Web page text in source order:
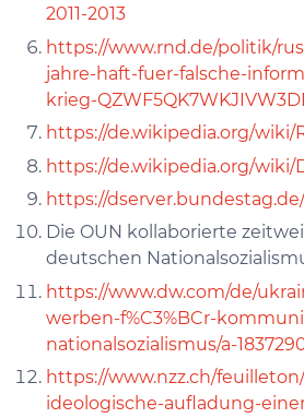
2011-2013
https://www.rnd.de/politik/
jahre-haft-fuer-falsche-
krieg-
https://de.wikipedia.org/wiki/
https://de.wikipedia.org/
https://
Die OUN kollaborierte
deutschen
https://www.dw.com/de/
werben-f%C3%BCr-
nationalsozialismus/a-
https://www.nzz.ch/
ideologische-aufladung-